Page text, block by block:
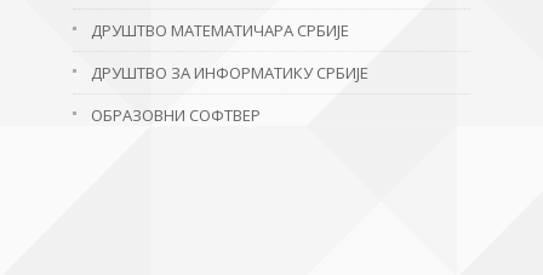
ДРУШТВО МАТЕМАТИЧАРА СРБИЈЕ
ДРУШТВО ЗА ИНФОРМАТИКУ СРБИЈЕ
ОБРАЗОВНИ СОФТВЕР